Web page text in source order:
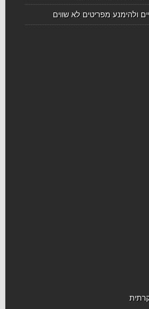
ולהימנע מפריטים לא שווים